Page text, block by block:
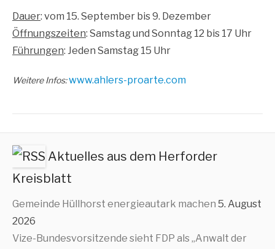
Dau­er: vom 15. Sep­tem­ber bis 9. Dezember
Öff­nungs­zei­ten: Sams­tag und Sonn­tag 12 bis 17 Uhr
Füh­run­gen: Jeden Sams­tag 15 Uhr
Wei­te­re Infos:www​.ahlers​-pro​ar​te​.com
Aktuelles aus dem Herforder
Kreisblatt
Gemeinde Hüllhorst energieautark machen 5. August
2026
Vize-Bundesvorsitzende sieht FDP als „Anwalt der